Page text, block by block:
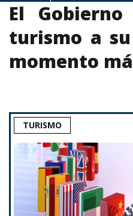
El
turismo a
momento
TURISMO